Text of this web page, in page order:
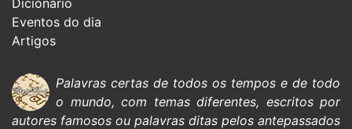
Eventos do dia
Artigos
Palavras certas de todos os tempos e de todo
o mundo, com temas diferentes, escritos por
autores famosos ou palavras ditas pelos antepassados